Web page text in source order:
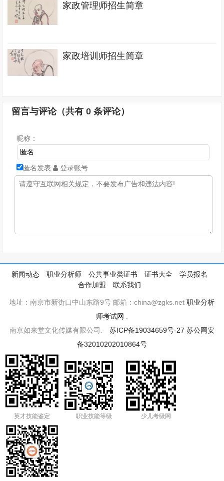
家政管理师招生简章
家政培训师招生简章
留言与评论（共有0 条评论）
昵称：
匿名发表 登录账号
新闻动态 职业分析师 公共事业类证书 证书大全
学员报名
合作加盟
联系我们
地址：南京市新街口中山东路9号 邮箱：china@zgks.net职业分析
师考试网
南京如来堂文化传媒有限公司. 苏ICP备19034659号-27 苏公网安
备32010202010864号
英才技能鉴定 职业技能等级 少儿考级网